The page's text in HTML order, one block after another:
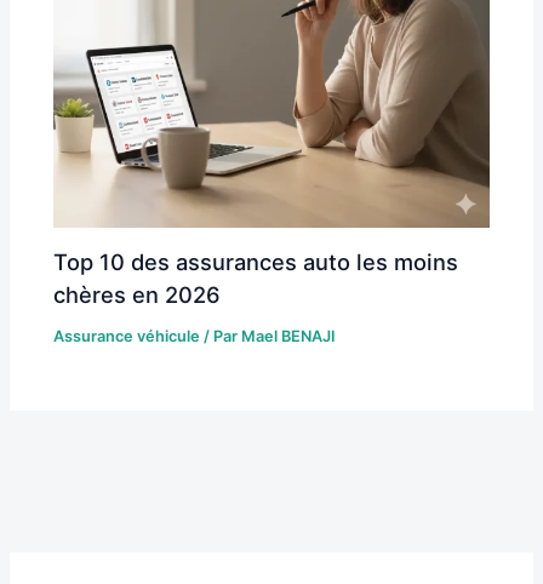
Top 10 des assurances auto les moins
chères en 2026
Assurance véhicule / Par Mael BENAJI